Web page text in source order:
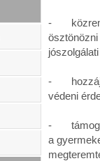
-
-
védeni
-
a